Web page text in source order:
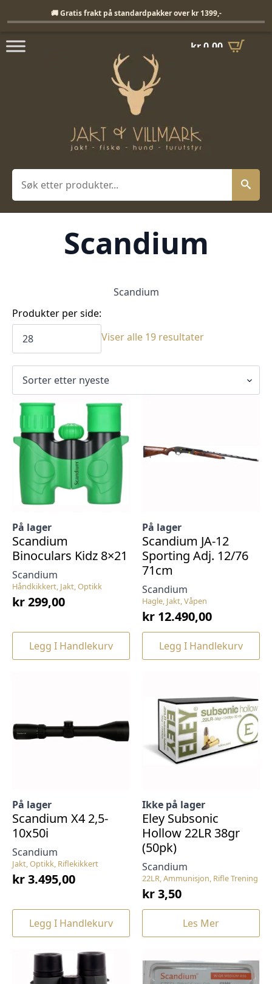
kr0,00
Søk
Scandium
Scandium
Produkter per side:
Viser alle 19 resultaterSortert
siste
Håndkikkert, Jakt, Optikk
Scandium
På lager
Scandium
Binoculars Kidz 8×21
kr299,00
Legg I Handlekurv
Hagle, Jakt, Våpen
Scandium
På lager
Scandium JA-12
Sporting Adj. 12/76
71cm
kr 12.490,00
Legg I Handlekurv
Jakt, Optikk, Riflekikkert
Scandium
På lager
Scandium X4 2,5-
10x50i
kr3.495,00
Legg I Handlekurv
22LR, Ammunisjon, Rifle Trening
Scandium
Ikke på lager
Eley Subsonic
Hollow 22LR 38gr
(50pk)
kr3,50
Les Mer
🚚 Gratis frakt på standardpakker over kr 1399,-